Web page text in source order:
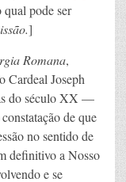
pode ser
]
Romana,
Joseph
do século XX —
de que
no sentido de
definitivo a Nosso
e se